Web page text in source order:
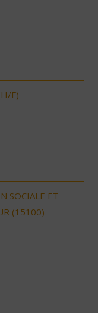
F)
SOCIALE ET
(15100)